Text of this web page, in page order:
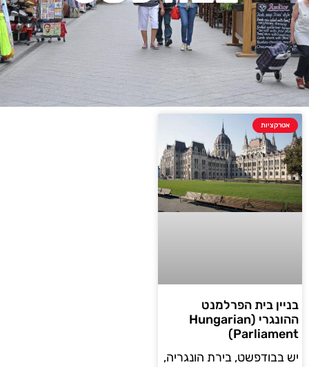
אטרקציות
בניין בית הפרלמנט
ההונגרי (Hungarian
Parliament)
יש בבודפשט, בירת הונגריה,